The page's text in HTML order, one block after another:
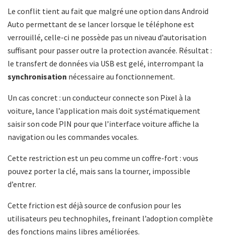
Le conflit tient au fait que malgré une option dans Android
Auto permettant de se lancer lorsque le téléphone est
verrouillé, celle-ci ne possède pas un niveau d’autorisation
suffisant pour passer outre la protection avancée. Résultat :
le transfert de données via USB est gelé, interrompant la
synchronisation nécessaire au fonctionnement.
Un cas concret : un conducteur connecte son Pixel à la
voiture, lance l’application mais doit systématiquement
saisir son code PIN pour que l’interface voiture affiche la
navigation ou les commandes vocales.
Cette restriction est un peu comme un coffre-fort : vous
pouvez porter la clé, mais sans la tourner, impossible
d’entrer.
Cette friction est déjà source de confusion pour les
utilisateurs peu technophiles, freinant l’adoption complète
des fonctions mains libres améliorées.